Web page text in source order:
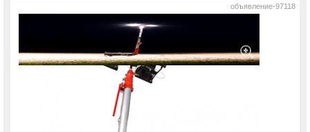
объявление-97118